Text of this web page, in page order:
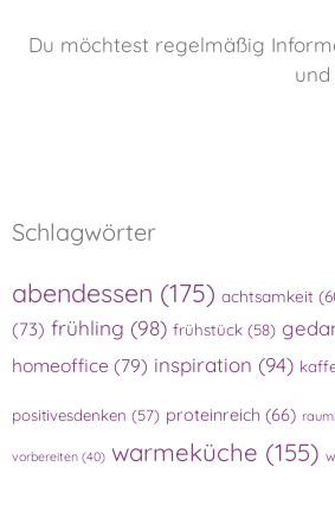
Du möchtest regelmäßig
Schlagwörter
abendessen (175) achtsamkeit
(73) frühling (98) frühstück (58)
homeoffice (79) inspiration (94)
positivesdenken (57) proteinreich (66)
vorbereiten (40) warmeküche (155)